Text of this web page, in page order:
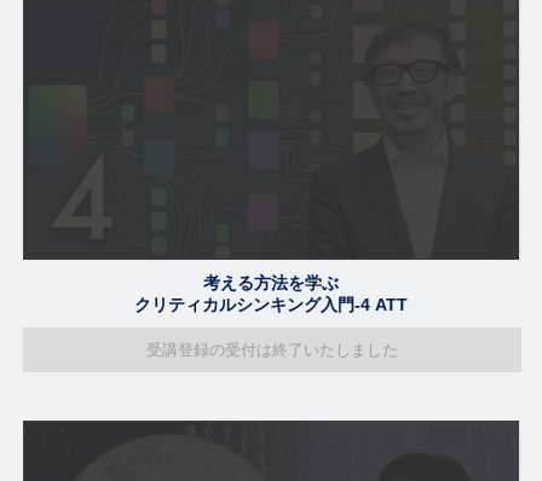
考える方法を学ぶ
クリティカルシンキング入門-4 ATT
受講登録の受付は終了いたしました